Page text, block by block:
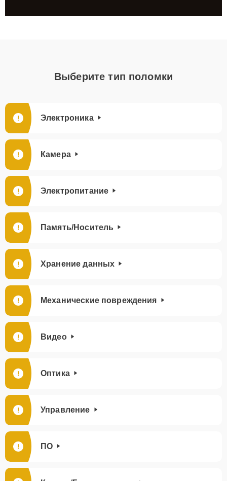
Выберите тип поломки
Электроника
Камера
Электропитание
Память/Носитель
Хранение данных
Механические повреждения
Видео
Оптика
Управление
ПО